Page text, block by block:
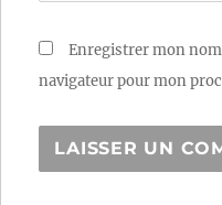
Enregistrer mon
navigateur pour mon